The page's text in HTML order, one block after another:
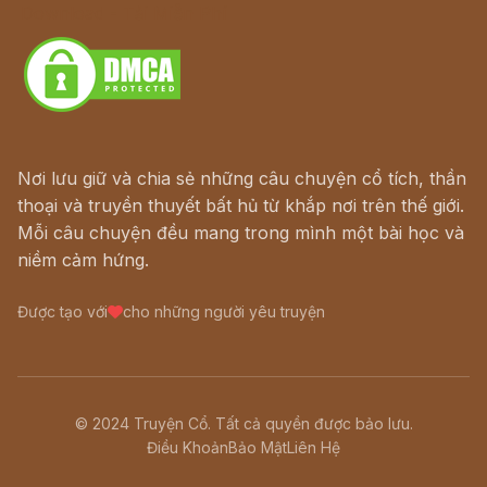
Nơi lưu giữ và chia sẻ những câu chuyện cổ tích, thần
thoại và truyền thuyết bất hủ từ khắp nơi trên thế giới.
Mỗi câu chuyện đều mang trong mình một bài học và
niềm cảm hứng.
Được tạo với cho những người yêu truyện
© 2024 Truyện Cổ. Tất cả quyền được bảo lưu.
Điều KhoảnBảo MậtLiên Hệ